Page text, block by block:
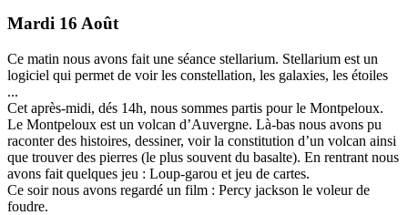
Mardi 16 Août
Ce matin nous avons fait une séance stellarium. Stellarium est un
logiciel qui permet de voir les constellation, les galaxies, les étoiles
...
Cet après-midi, dés 14h, nous sommes partis pour le Montpeloux.
Le Montpeloux est un volcan d’Auvergne. Là-bas nous avons pu
raconter des histoires, dessiner, voir la constitution d’un volcan ainsi
que trouver des pierres (le plus souvent du basalte). En rentrant nous
avons fait quelques jeu : Loup-garou et jeu de cartes.
Ce soir nous avons regardé un film : Percy jackson le voleur de
foudre.